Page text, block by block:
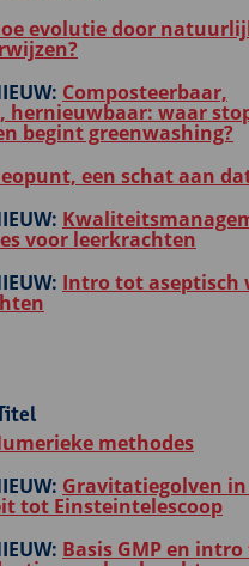
evolutie door
Composteerbaar,
hernieuwbaar: waar
begint greenwashing?
een schat aan
voor leerkrachten
Intro tot aseptisch
methodes
Gravitatiegolven in
tot Einsteintelescoop
Basis GMP en